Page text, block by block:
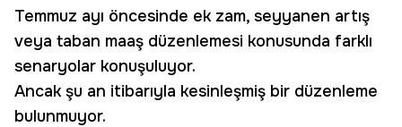
Temmuz ayı öncesinde ek zam, seyyanen artış
veya taban maaş düzenlemesi konusunda farklı
senaryolar konuşuluyor.
Ancak şu an itibarıyla kesinleşmiş bir düzenleme
bulunmuyor.